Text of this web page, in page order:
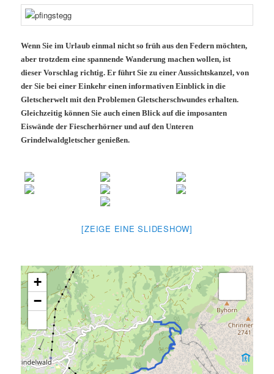
Wenn Sie im Urlaub einmal nicht so früh aus den Federn möchten,
aber trotzdem eine spannende Wanderung machen wollen, ist
dieser Vorschlag richtig. Er führt Sie zu einer Aussichtskanzel, von
der Sie beieiner Einkehr einen informativen Einblick in die
Gletscherwelt mit den Problemen Gletscherschwundes erhalten.
Gleichzeitig können Sie auch einen Blick auf die imposanten
Eiswände der Fiescherhörner und auf den Unteren
Grindelwaldgletscher genießen.
[ZEIGE EINE SLIDESHOW]
+
−